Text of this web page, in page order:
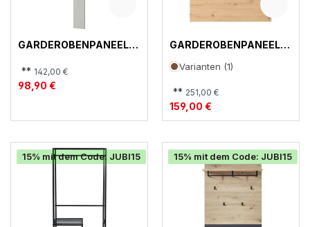
GARDEROBENPANEEL,
** 142,00 €
98,90 €
GARDEROBENPANEEL,
Varianten (1)
** 251,00 €
159,00 €
15% mit dem Code: JUBI15 15% mit dem Code: JUBI15